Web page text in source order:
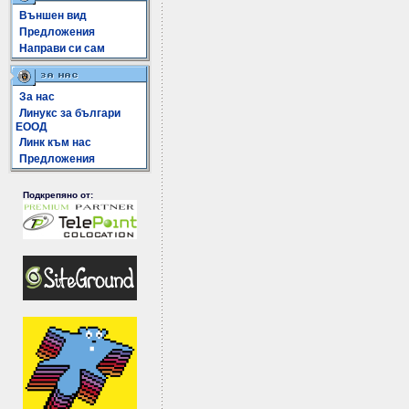
Външен вид
Предложения
Направи си сам
За нас
Линукс за българи
ЕООД
Линк към нас
Предложения
Подкрепяно от: